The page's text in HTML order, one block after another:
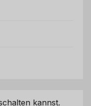
kannst.